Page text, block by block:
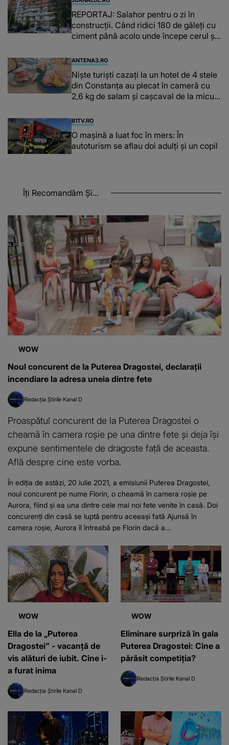
REPORTAJ: Salahor pentru o zi în
construcții. ​​​​​​​Când ridici 180 de găleți cu
ciment până acolo unde începe cerul și
ANTENA3.RO
Niște turiști cazați la un hotel de 4 stele
din Constanța au plecat în cameră cu
2,6 kg de salam și cașcaval de la micul
B1TV.RO
O maşină a luat foc în mers: În
autoturism se aflau doi adulți și un copil
Îți Recomandăm Și...
WOW
Noul concurent de la Puterea Dragostei, declarații
incendiare la adresa uneia dintre fete
Redacția Știrile Kanal D
Proaspătul concurent de la Puterea Dragostei o
cheamă în camera roșie pe una dintre fete și deja își
expune sentimentele de dragoste față de aceasta.
Află despre cine este vorba.
În ediția de astăzi, 20 iulie 2021, a emisiunii Puterea Dragostei,
noul concurent pe nume Florin, o cheamă în camera roșie pe
Aurora, fiind și ea una dintre cele mai noi fete venite în casă. Doi
concurenți din casă se luptă pentru aceeași fată Ajunsă în
camera roșie, Aurora îl întreabă pe Florin dacă a...
WOW
Ella de la „Puterea
Dragostei” - vacanță de
vis alături de iubit. Cine i-
a furat inima
Redacția Știrile Kanal D
WOW
Eliminare surpriză în gala
Puterea Dragostei: Cine a
părăsit competiția?
Redacția Știrile Kanal D